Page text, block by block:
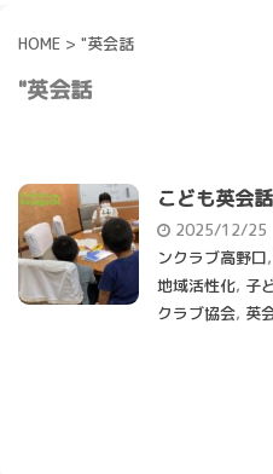
HOME > "英会話
"英会話
こども英会
2025/12/25
ンクラブ高野口,
地域活性化, 子
クラブ協会, 英